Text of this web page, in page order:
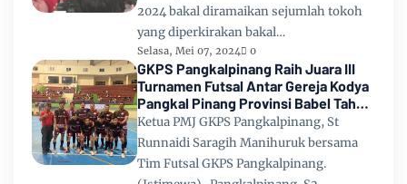
2024 bakal diramaikan sejumlah tokoh
yang diperkirakan bakal…
Selasa, Mei 07, 2024 0
GKPS Pangkalpinang Raih Juara III
Turnamen Futsal Antar Gereja Kodya
Pangkal Pinang Provinsi Babel Tahun
2024
Ketua PMJ GKPS Pangkalpinang, St
Runnaidi Saragih Manihuruk bersama
Tim Futsal GKPS Pangkalpinang.